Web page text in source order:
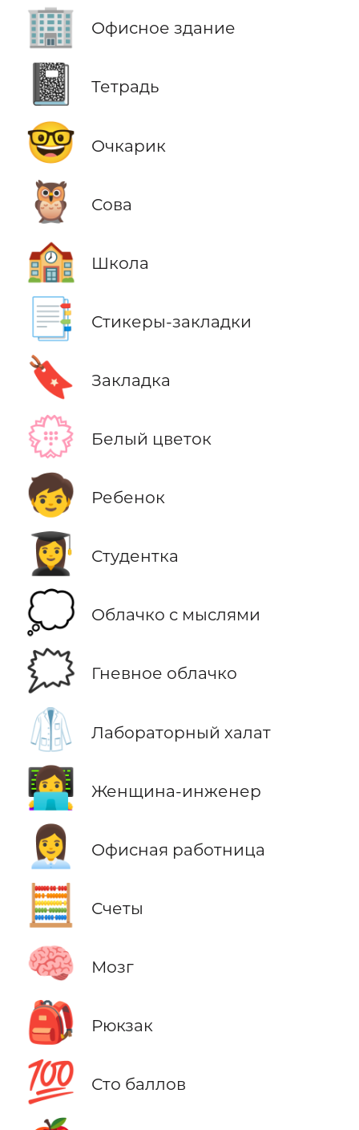
🏢 Офисное здание
📓 Тетрадь
🤓 Очкарик
🦉 Сова
🏫 Школа
📑 Стикеры-закладки
🔖 Закладка
💮 Белый цветок
🧒 Ребенок
👩‍🎓 Студентка
💭 Облачко с мыслями
🗯️ Гневное облачко
🥼 Лабораторный халат
👩‍💻 Женщина-инженер
👩‍💼 Офисная работница
🧮 Счеты
🧠 Мозг
🎒 Рюкзак
💯 Сто баллов